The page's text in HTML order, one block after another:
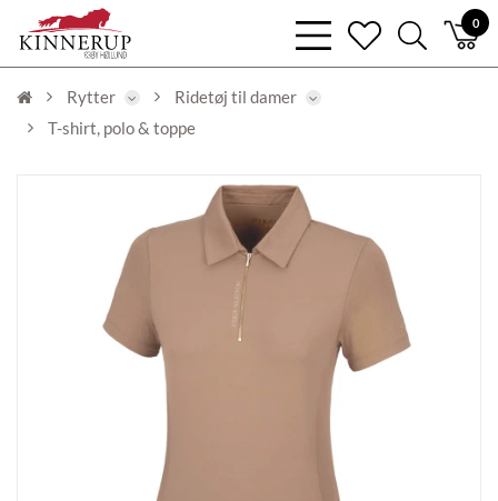
0
bars
light
heart
search
light
Rytter
Ridetøj til damer
T-shirt, polo & toppe